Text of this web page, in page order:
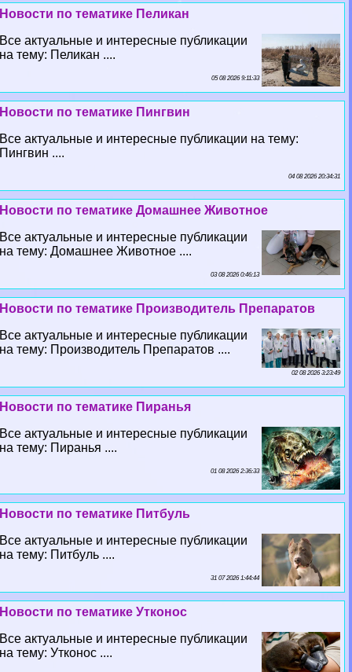
Новости по тематике Пеликан
Все актуальные и интересные публикации
на тему: Пеликан ....
05 08 2026 9:11:33
Новости по тематике Пингвин
Все актуальные и интересные публикации на тему:
Пингвин ....
04 08 2026 20:34:31
Новости по тематике Домашнее Животное
Все актуальные и интересные публикации
на тему: Домашнее Животное ....
03 08 2026 0:46:13
Новости по тематике Производитель Препаратов
Все актуальные и интересные публикации
на тему: Производитель Препаратов ....
02 08 2026 3:23:49
Новости по тематике Пиранья
Все актуальные и интересные публикации
на тему: Пиранья ....
01 08 2026 2:36:33
Новости по тематике Питбуль
Все актуальные и интересные публикации
на тему: Питбуль ....
31 07 2026 1:44:44
Новости по тематике Утконос
Все актуальные и интересные публикации
на тему: Утконос ....